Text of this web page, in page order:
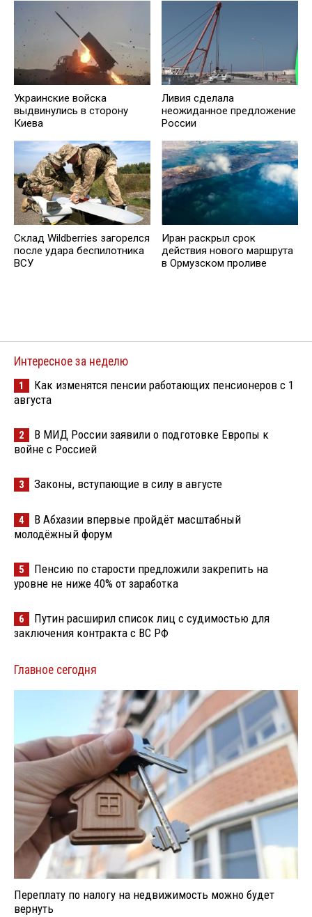
Украинские войска
выдвинулись в сторону
Киева
Ливия сделала
неожиданное предложение
России
Склад Wildberries загорелся
после удара беспилотника
ВСУ
Иран раскрыл срок
действия нового маршрута
в Ормузском проливе
Интересное за неделю
1
Как изменятся пенсии работающих пенсионеров с 1
августа
2
В МИД России заявили о подготовке Европы к
войне с Россией
3 Законы, вступающие в силу в августе
4
В Абхазии впервые пройдёт масштабный
молодёжный форум
5
Пенсию по старости предложили закрепить на
уровне не ниже 40% от заработка
6
Путин расширил список лиц с судимостью для
заключения контракта с ВС РФ
Главное сегодня
Переплату по налогу на недвижимость можно будет
вернуть